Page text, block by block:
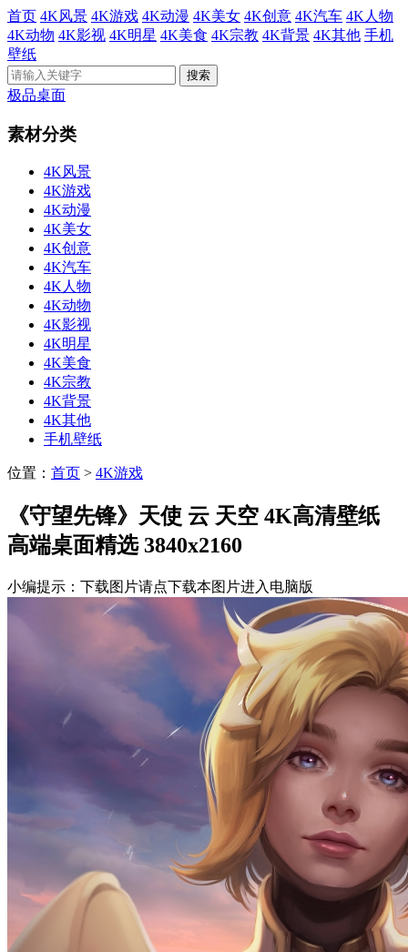
首页 4K风景 4K游戏 4K动漫 4K美女 4K创意 4K汽车 4K人物
4K动物 4K影视 4K明星 4K美食 4K宗教 4K背景 4K其他 手机
壁纸
极品桌面
素材分类
4K风景
4K游戏
4K动漫
4K美女
4K创意
4K汽车
4K人物
4K动物
4K影视
4K明星
4K美食
4K宗教
4K背景
4K其他
手机壁纸
位置： 首页 > 4K游戏
《守望先锋》天使 云 天空 4K高清壁纸
高端桌面精选 3840x2160
小编提示：下载图片请点下载本图片进入电脑版